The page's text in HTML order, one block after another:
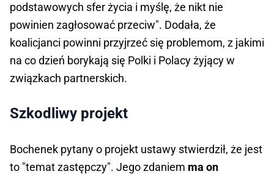
podstawowych sfer życia i myślę, że nikt nie
powinien zagłosować przeciw". Dodała, że
koalicjanci powinni przyjrzeć się problemom, z jakimi
na co dzień borykają się Polki i Polacy żyjący w
związkach partnerskich.
Szkodliwy projekt
Bochenek pytany o projekt ustawy stwierdził, że jest
to "temat zastępczy". Jego zdaniem ma on